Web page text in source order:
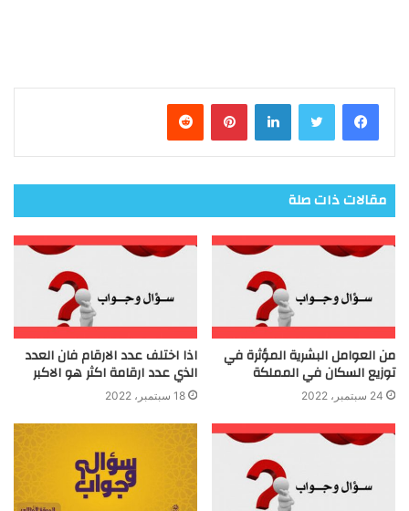
فيسبوك تويتر لينكدإن بينتيريست
مقالات ذات صلة
من العوامل البشرية المؤثرة في
توزيع السكان في المملكة
24 سبتمبر، 2022
اذا اختلف عدد الارقام فان العدد
الذي عدد ارقامة اكثر هو الاكبر
18 سبتمبر، 2022